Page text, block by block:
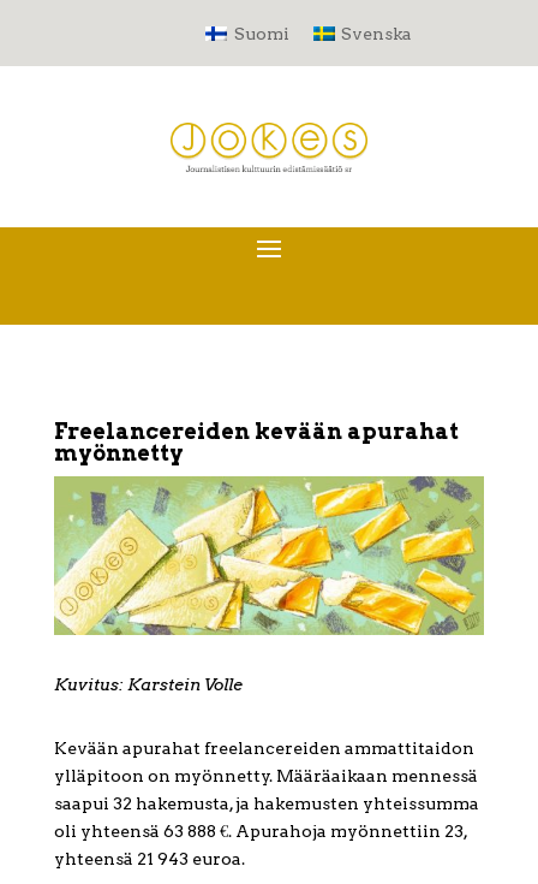
Suomi Svenska
Freelancereiden kevään apurahat
myönnetty
Kuvitus: Karstein Volle
Kevään apurahat freelancereiden ammattitaidon
ylläpitoon on myönnetty. Määräaikaan mennessä
saapui 32 hakemusta, ja hakemusten yhteissumma
oli yhteensä 63 888 €. Apurahoja myönnettiin 23,
yhteensä 21 943 euroa.